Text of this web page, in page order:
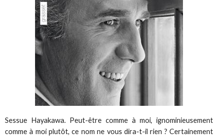
Sessue Hayakawa. Peut-être comme à moi, ignominieusement
comme à moi plutôt, ce nom ne vous dira-t-il rien ? Certainement